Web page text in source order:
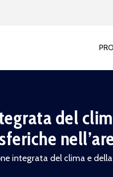
del
integrata del clima e